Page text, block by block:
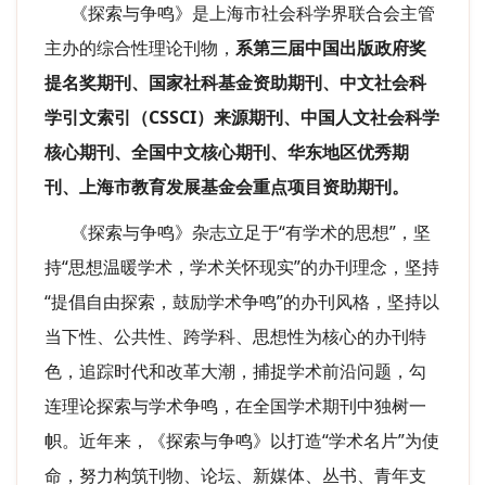
《探索与争鸣》是上海市社会科学界联合会主管
主办的综合性理论刊物， 系第三届中国出版政府奖
提名奖期刊、国家社科基金资助期刊、中文社会科
学引文索引（CSSCI）来源期刊、中国人文社会科学
核心期刊、全国中文核心期刊、华东地区优秀期
刊、上海市教育发展基金会重点项目资助期刊。
《探索与争鸣》杂志立足于“有学术的思想”，坚
持“思想温暖学术，学术关怀现实”的办刊理念，坚持
“提倡自由探索，鼓励学术争鸣”的办刊风格，坚持以
当下性、公共性、跨学科、思想性为核心的办刊特
色，追踪时代和改革大潮，捕捉学术前沿问题，勾
连理论探索与学术争鸣，在全国学术期刊中独树一
帜。近年来，《探索与争鸣》以打造“学术名片”为使
命，努力构筑刊物、论坛、新媒体、丛书、青年支